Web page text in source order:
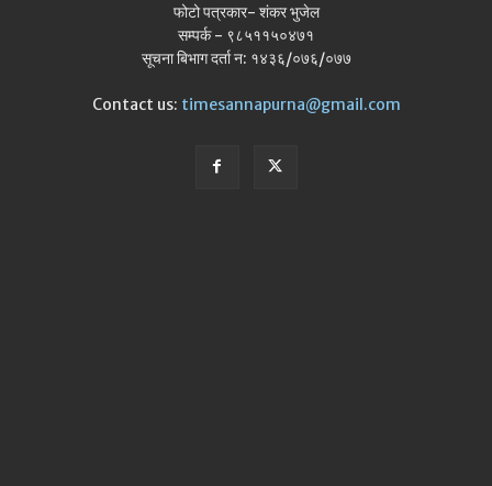
फोटो पत्रकार- शंकर भुजेल
सम्पर्क - ९८५११५०४७१
सूचना बिभाग दर्ता न: १४३६/०७६/०७७
Contact us: timesannapurna@gmail.com